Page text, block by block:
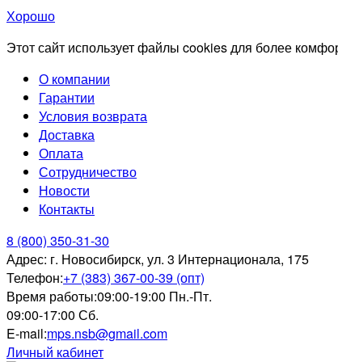
Хорошо
Этот сайт использует файлы cookies для более
О компании
Гарантии
Условия возврата
Доставка
Оплата
Сотрудничество
Новости
Контакты
8 (800) 350-31-30
Адрес: г. Новосибирск, ул. 3 Интернационала, 175
Телефон:+7 (383) 367-00-39 (опт)
Время работы:09:00-19:00 Пн.-Пт.
09:00-17:00 Сб.
E-mail:mps.nsb@gmail.com
Личный кабинет